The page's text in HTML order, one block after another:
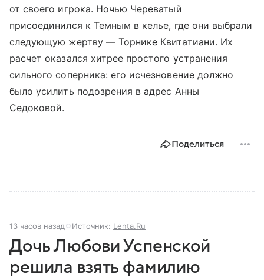
от своего игрока. Ночью Череватый
присоединился к Темным в келье, где они выбрали
следующую жертву — Торнике Квитатиани. Их
расчет оказался хитрее простого устранения
сильного соперника: его исчезновение должно
было усилить подозрения в адрес Анны
Седоковой.
Поделиться
13 часов назад Источник: Lenta.Ru
Дочь Любови Успенской
решила взять фамилию